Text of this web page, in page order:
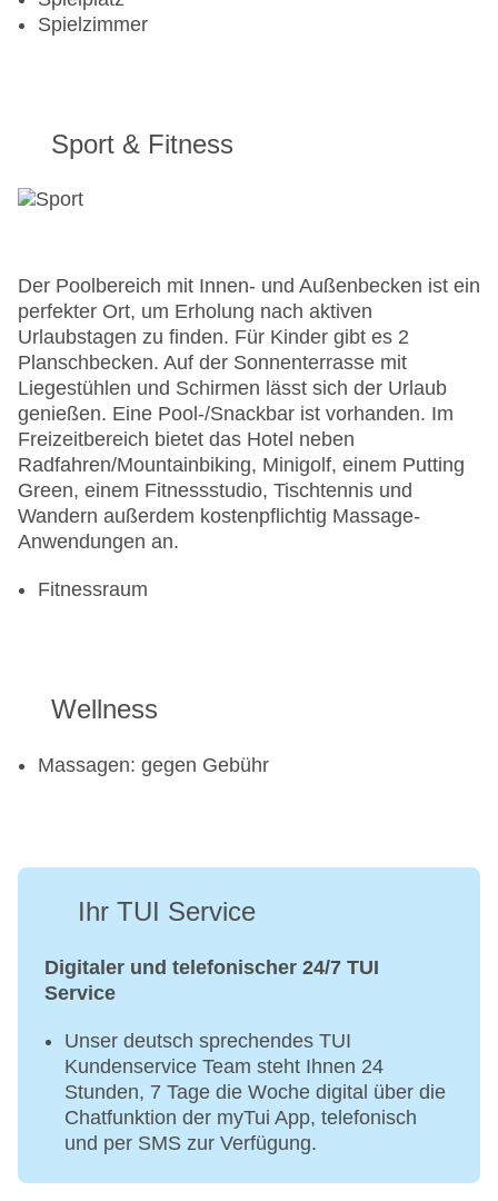
Spielzimmer
Sport & Fitness
Der Poolbereich mit Innen- und Außenbecken ist ein
perfekter Ort, um Erholung nach aktiven
Urlaubstagen zu finden. Für Kinder gibt es 2
Planschbecken. Auf der Sonnenterrasse mit
Liegestühlen und Schirmen lässt sich der Urlaub
genießen. Eine Pool-/Snackbar ist vorhanden. Im
Freizeitbereich bietet das Hotel neben
Radfahren/Mountainbiking, Minigolf, einem Putting
Green, einem Fitnessstudio, Tischtennis und
Wandern außerdem kostenpflichtig Massage-
Anwendungen an.
Fitnessraum
Wellness
Massagen: gegen Gebühr
Ihr TUI Service
Digitaler und telefonischer 24/7 TUI
Service
Unser deutsch sprechendes TUI
Kundenservice Team steht Ihnen 24
Stunden, 7 Tage die Woche digital über die
Chatfunktion der myTui App, telefonisch
und per SMS zur Verfügung.